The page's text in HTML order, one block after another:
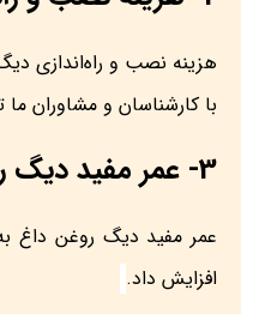
هزینه نصب و راه‌اندازی
با کارشناسان و مشاوران
3- عمر مفید دیگ روغن داغ چقدر است؟
عمر مفید دیگ روغن داغ
افزایش داد.